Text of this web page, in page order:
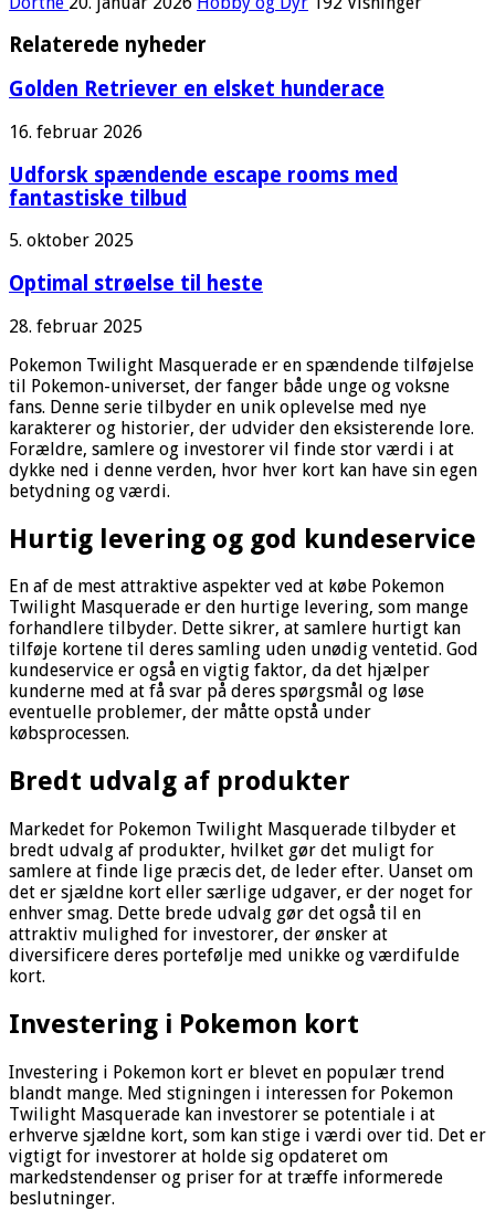
Relaterede nyheder
Golden Retriever en elsket hunderace
16. februar 2026
Udforsk spændende escape rooms med
fantastiske tilbud
5. oktober 2025
Optimal strøelse til heste
28. februar 2025
Pokemon Twilight Masquerade er en spændende tilføjelse
til Pokemon-universet, der fanger både unge og voksne
fans. Denne serie tilbyder en unik oplevelse med nye
karakterer og historier, der udvider den eksisterende lore.
Forældre, samlere og investorer vil finde stor værdi i at
dykke ned i denne verden, hvor hver kort kan have sin egen
betydning og værdi.
Hurtig levering og god kundeservice
En af de mest attraktive aspekter ved at købe Pokemon
Twilight Masquerade er den hurtige levering, som mange
forhandlere tilbyder. Dette sikrer, at samlere hurtigt kan
tilføje kortene til deres samling uden unødig ventetid. God
kundeservice er også en vigtig faktor, da det hjælper
kunderne med at få svar på deres spørgsmål og løse
eventuelle problemer, der måtte opstå under
købsprocessen.
Bredt udvalg af produkter
Markedet for Pokemon Twilight Masquerade tilbyder et
bredt udvalg af produkter, hvilket gør det muligt for
samlere at finde lige præcis det, de leder efter. Uanset om
det er sjældne kort eller særlige udgaver, er der noget for
enhver smag. Dette brede udvalg gør det også til en
attraktiv mulighed for investorer, der ønsker at
diversificere deres portefølje med unikke og værdifulde
kort.
Investering i Pokemon kort
Investering i Pokemon kort er blevet en populær trend
blandt mange. Med stigningen i interessen for Pokemon
Twilight Masquerade kan investorer se potentiale i at
erhverve sjældne kort, som kan stige i værdi over tid. Det er
vigtigt for investorer at holde sig opdateret om
markedstendenser og priser for at træffe informerede
beslutninger.